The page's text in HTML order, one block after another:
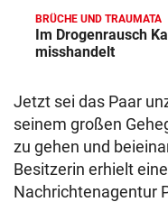
BRÜCHE UND TRAUMATA
Im Drogenrausch
misshandelt
Jetzt sei das Paar
seinem großen
zu gehen und
Besitzerin erhielt
Nachrichtenagentur